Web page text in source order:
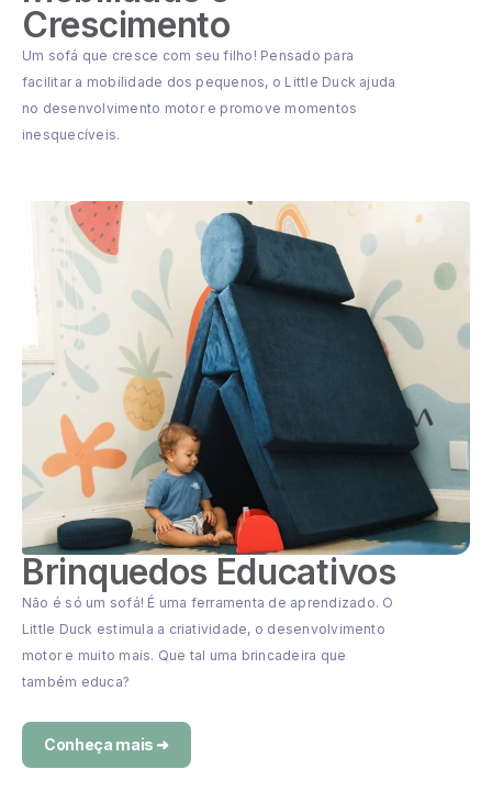
Crescimento
Um sofá que cresce com seu filho! Pensado para
facilitar a mobilidade dos pequenos, o Little Duck ajuda
no desenvolvimento motor e promove momentos
inesquecíveis.
Brinquedos Educativos
Não é só um sofá! É uma ferramenta de aprendizado. O
Little Duck estimula a criatividade, o desenvolvimento
motor e muito mais. Que tal uma brincadeira que
também educa?
Conheça mais ➜